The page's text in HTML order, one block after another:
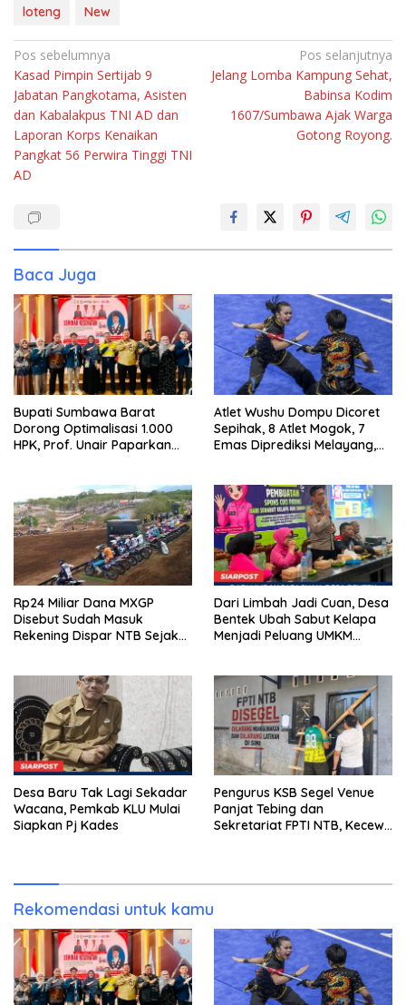
loteng New
Navigasi
pos
Pos sebelumnya
Kasad Pimpin Sertijab 9
Jabatan Pangkotama, Asisten
dan Kabalakpus TNI AD dan
Laporan Korps Kenaikan
Pangkat 56 Perwira Tinggi TNI
AD
Pos selanjutnya
Jelang Lomba Kampung Sehat,
Babinsa Kodim
1607/Sumbawa Ajak Warga
Gotong Royong.
Baca Juga
Bupati Sumbawa Barat
Dorong Optimalisasi 1.000
HPK, Prof. Unair Paparkan
Atlet Wushu Dompu Dicoret
Sepihak, 8 Atlet Mogok, 7
Emas Diprediksi Melayang,
Rp24 Miliar Dana MXGP
Disebut Sudah Masuk
Rekening Dispar NTB Sejak
Dari Limbah Jadi Cuan, Desa
Bentek Ubah Sabut Kelapa
Menjadi Peluang UMKM
Desa Baru Tak Lagi Sekadar
Wacana, Pemkab KLU Mulai
Siapkan Pj Kades
Pengurus KSB Segel Venue
Panjat Tebing dan
Sekretariat FPTI NTB, Kecewa
Rekomendasi untuk kamu